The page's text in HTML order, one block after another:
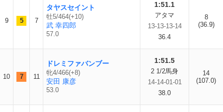
9 5 7
タヤスセイント
牡5/464(+10)
武 幸四郎
57.0
1:51.1
アタマ
13-13-13-14
36.4
8
(36.9)
10 7 11
ドレミファバンブー
牝4/466(+8)
安田 康彦
53.0
1:51.5
2 1/2馬身
14-14-01-01
38.0
14
(107.0)